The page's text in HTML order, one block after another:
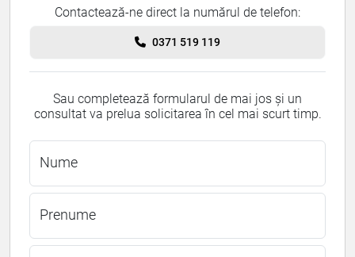
Contactează-ne direct la numărul de telefon:
0371 519 119
Sau completează formularul de mai jos și un
consultat va prelua solicitarea în cel mai scurt timp.
Nume
Prenume